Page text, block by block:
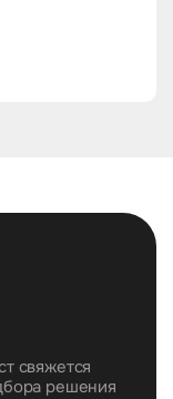
свяжется
решения